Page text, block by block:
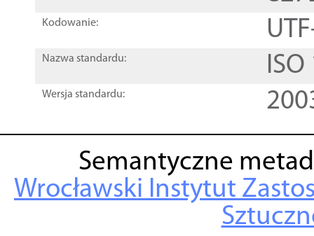
Kodowanie:
Nazwa standardu:
Wersja standardu:
Semantyczne
Wrocławski Instytut